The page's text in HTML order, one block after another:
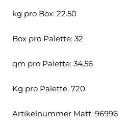
kg pro Box: 22.50
Box pro Palette: 32
qm pro Palette: 34.56
Kg pro Palette: 720
Artikelnummer Matt: 96996